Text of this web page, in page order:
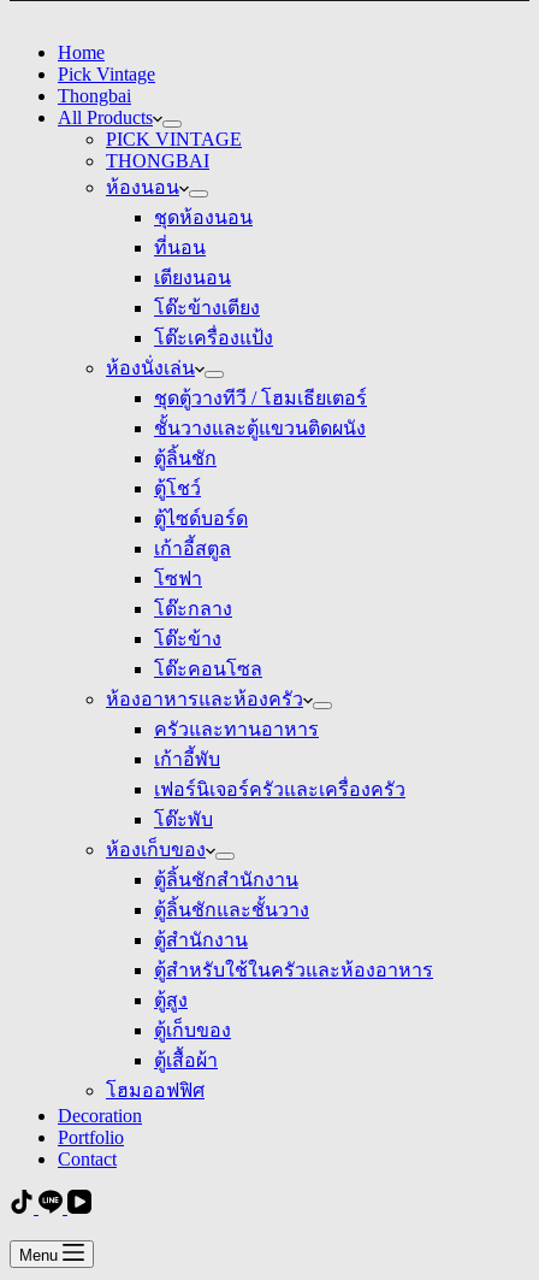
Home
Pick Vintage
Thongbai
All Products
PICK VINTAGE
THONGBAI
ห้องนอน
ชุดห้องนอน
ที่นอน
เตียงนอน
โต๊ะข้างเตียง
โต๊ะเครื่องแป้ง
ห้องนั่งเล่น
ชุดตู้วางทีวี / โฮมเธียเตอร์
ชั้นวางและตู้แขวนติดผนัง
ตู้ลิ้นชัก
ตู้โชว์
ตู้ไซด์บอร์ด
เก้าอี้สตูล
โซฟา
โต๊ะกลาง
โต๊ะข้าง
โต๊ะคอนโซล
ห้องอาหารและห้องครัว
ครัวและทานอาหาร
เก้าอี้พับ
เฟอร์นิเจอร์ครัวและเครื่องครัว
โต๊ะพับ
ห้องเก็บของ
ตู้ลิ้นชักสำนักงาน
ตู้ลิ้นชักและชั้นวาง
ตู้สำนักงาน
ตู้สำหรับใช้ในครัวและห้องอาหาร
ตู้สูง
ตู้เก็บของ
ตู้เสื้อผ้า
โฮมออฟฟิศ
Decoration
Portfolio
Contact
Menu